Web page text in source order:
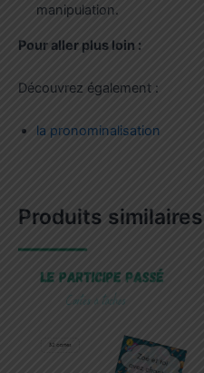
manipulation.
Pour aller plus loin :
Découvrez également :
la pronominalisation
Produits similaires